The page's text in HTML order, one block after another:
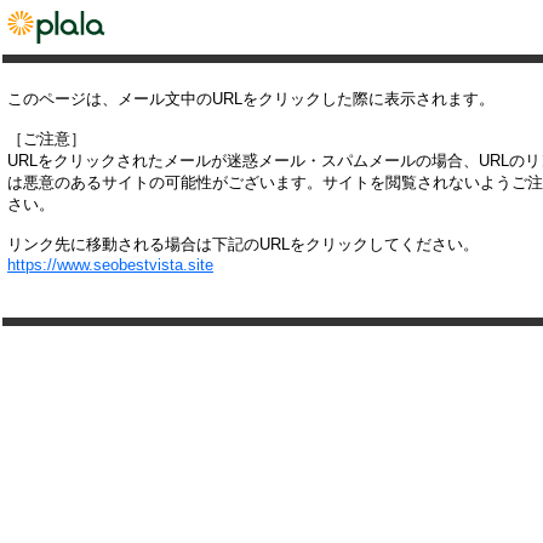
このページは、メール文中のURLをクリックした際に表示されます。
［ご注意］
URLをクリックされたメールが迷惑メール・スパムメールの場合、URLの
は悪意のあるサイトの可能性がございます。サイトを閲覧されないようご
さい。
リンク先に移動される場合は下記のURLをクリックしてください。
https://www.seobestvista.site